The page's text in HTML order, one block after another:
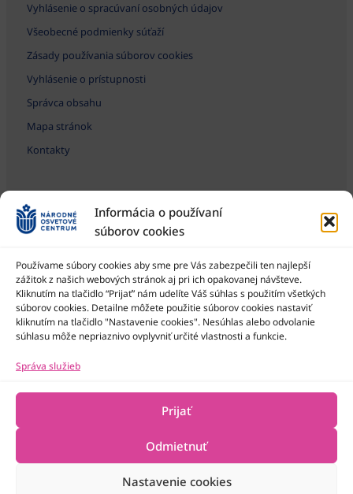
Informácia o používaní
súborov cookies
Používame súbory cookies aby sme pre Vás zabezpečili ten najlepší
zážitok z našich webových stránok aj pri ich opakovanej návšteve.
Kliknutím na tlačidlo “Prijať” nám udelíte Váš súhlas s použitím všetkých
súborov cookies. Detailne môžete použitie súborov cookies nastaviť
kliknutím na tlačidlo "Nastavenie cookies". Nesúhlas alebo odvolanie
súhlasu môže nepriaznivo ovplyvniť určité vlastnosti a funkcie.
Správa služieb
Prijať
Odmietnuť
Nastavenie cookies
Vyhlásenie o spracúvaní osobných údajov
Všeobecné podmienky súťaží
Zásady používania súborov cookies
Vyhlásenie o prístupnosti
Správca obsahu
Mapa stránok
Kontakty
Národné osvetové centrum je štátna príspevková organizácia
Ministerstva kultúry SR
2022-2026 © Národné osvetové centrumVšetky práva vyhradené